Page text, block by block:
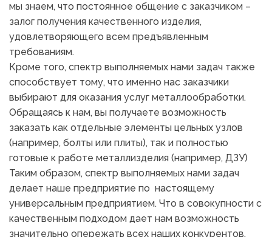
мы знаем, что постоянное общение с заказчиком –
залог получения качественного изделия,
удовлетворяющего всем предъявленным
требованиям.
Кроме того, спектр выполняемых нами задач также
способствует тому, что именно нас заказчики
выбирают для оказания услуг металлообработки.
Обращаясь к нам, вы получаете возможность
заказать как отдельные элементы цельных узлов
(например, болты или плиты), так и полностью
готовые к работе металлизделия (например, ДЗУ)
Таким образом, спектр выполняемых нами задач
делает наше предприятие по  настоящему
универсальным предприятием. Что в совокупности с
качественным подходом дает нам возможность
значительно опережать всех наших конкурентов.